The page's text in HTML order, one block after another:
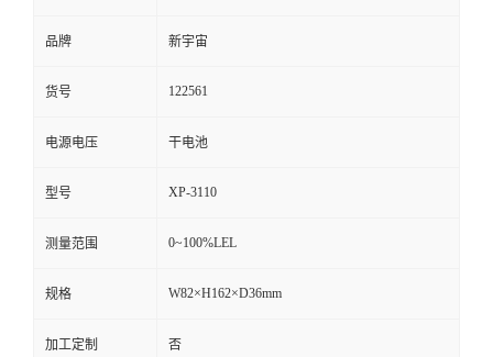
在
线
留
品牌 新宇宙
货号 122561
电源电压 干电池
型号 XP-3110
测量范围 0~100%LEL
规格 W82×H162×D36mm
加工定制 否